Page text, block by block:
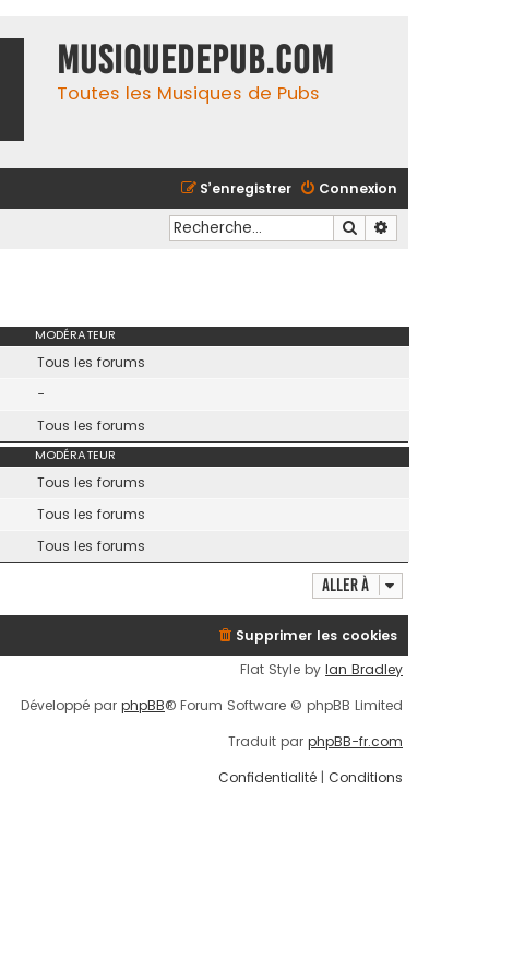
MusiqueDePub.com
Toutes les Musiques de Pubs
Connexion
S’enregistrer
Rechercher
MODÉRATEUR
Tous les forums
-
Tous les forums
MODÉRATEUR
Tous les forums
Tous les forums
Tous les forums
Aller à
Supprimer les cookies
Flat Style by Ian Bradley
Développé par phpBB® Forum Software © phpBB Limited
Traduit par phpBB-fr.com
Confidentialité | Conditions